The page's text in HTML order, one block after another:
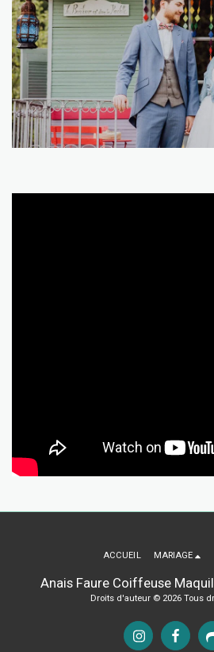
Anais Faure Coiffeuse
Droits d'auteur © 2026 Tous
ACCUEIL MARIAGE